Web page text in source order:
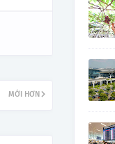
MỚI HƠN